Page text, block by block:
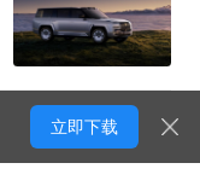
立即下载